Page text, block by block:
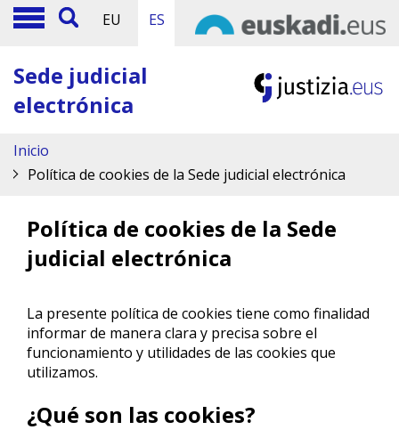
EU ES
Sede judicial
electrónica
Inicio
Política de cookies de la Sede judicial electrónica
Política de cookies de la Sede
judicial electrónica
La presente política de cookies tiene como finalidad
informar de manera clara y precisa sobre el
funcionamiento y utilidades de las cookies que
utilizamos.
¿Qué son las cookies?